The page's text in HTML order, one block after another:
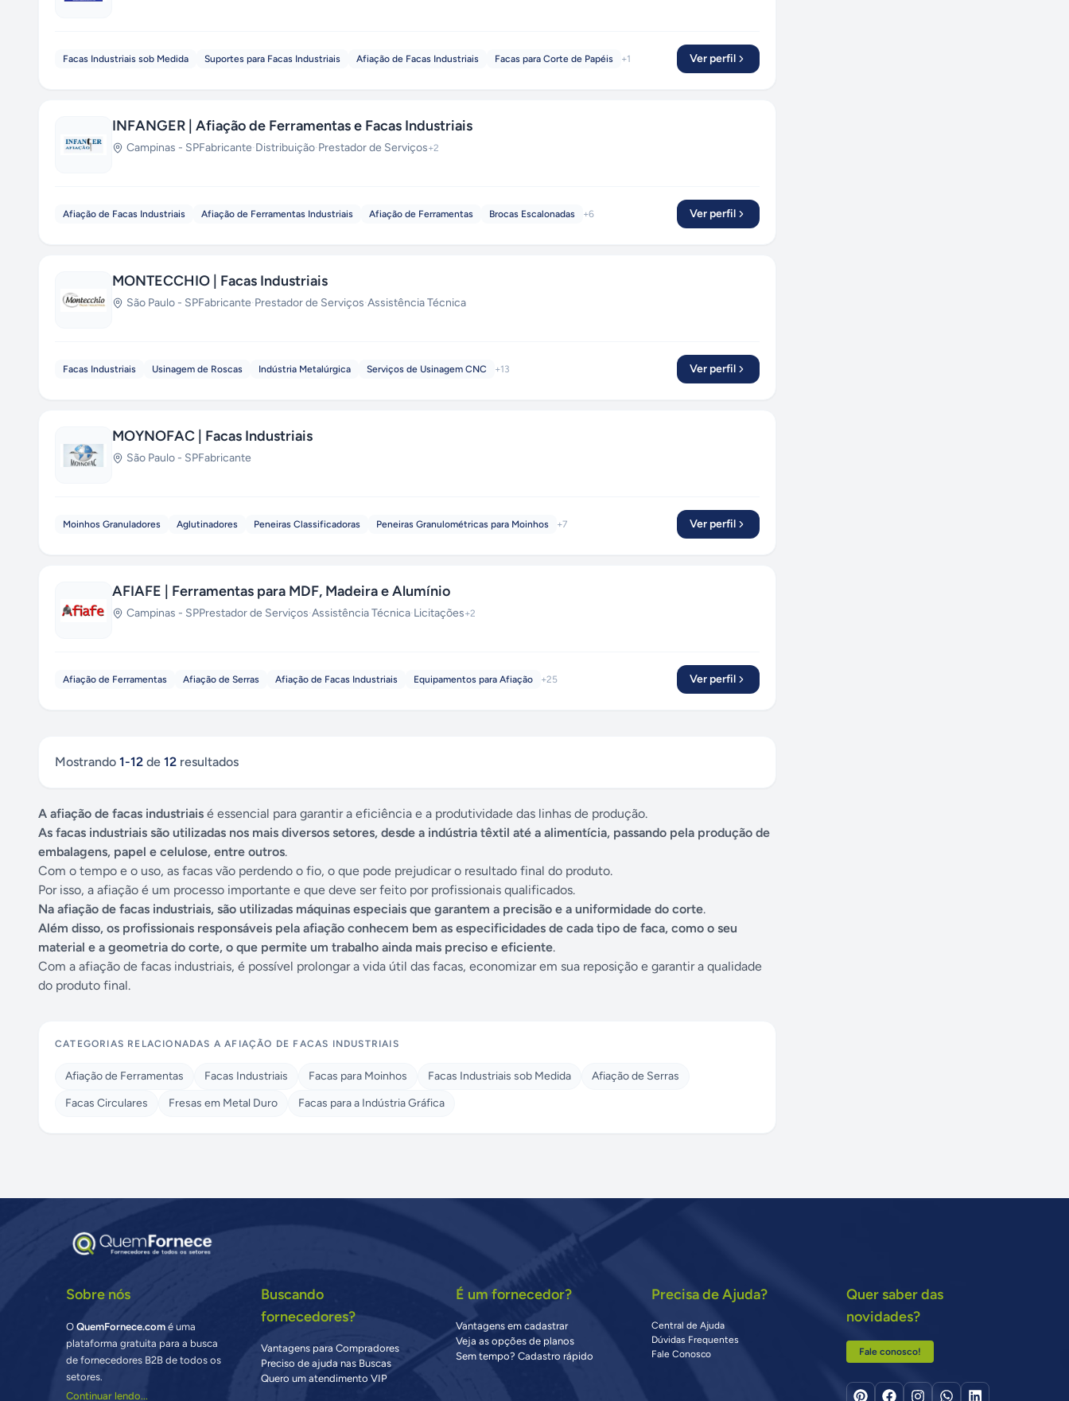
Facas Industriais sob Medida Suportes para Facas Industriais Afiação de Facas Industriais Facas para Corte de Papéis +1 Ver perfil
INFANGER | Afiação de Ferramentas e Facas Industriais
Campinas - SPFabricante·Distribuição·Prestador de Serviços+2
Afiação de Facas Industriais Afiação de Ferramentas Industriais Afiação de Ferramentas Brocas Escalonadas +6 Ver perfil
MONTECCHIO | Facas Industriais
São Paulo - SPFabricante·Prestador de Serviços·Assistência Técnica
Facas Industriais Usinagem de Roscas Indústria Metalúrgica Serviços de Usinagem CNC +13 Ver perfil
MOYNOFAC | Facas Industriais
São Paulo - SPFabricante
Moinhos Granuladores Aglutinadores Peneiras Classificadoras Peneiras Granulométricas para Moinhos +7 Ver perfil
AFIAFE | Ferramentas para MDF, Madeira e Alumínio
Campinas - SPPrestador de Serviços·Assistência Técnica·Licitações+2
Afiação de Ferramentas Afiação de Serras Afiação de Facas Industriais Equipamentos para Afiação +25 Ver perfil
Mostrando 1-12 de 12 resultados
A afiação de facas industriais é essencial para garantir a eficiência e a produtividade das linhas de produção.
As facas industriais são utilizadas nos mais diversos setores, desde a indústria têxtil até a alimentícia, passando pela produção de
embalagens, papel e celulose, entre outros.
Com o tempo e o uso, as facas vão perdendo o fio, o que pode prejudicar o resultado final do produto.
Por isso, a afiação é um processo importante e que deve ser feito por profissionais qualificados.
Na afiação de facas industriais, são utilizadas máquinas especiais que garantem a precisão e a uniformidade do corte.
Além disso, os profissionais responsáveis pela afiação conhecem bem as especificidades de cada tipo de faca, como o seu
material e a geometria do corte, o que permite um trabalho ainda mais preciso e eficiente.
Com a afiação de facas industriais, é possível prolongar a vida útil das facas, economizar em sua reposição e garantir a qualidade
do produto final.
CATEGORIAS RELACIONADAS AAFIAÇÃO DE FACAS INDUSTRIAIS
Afiação de Ferramentas Facas Industriais Facas para Moinhos Facas Industriais sob Medida
Afiação de Serras
Facas Circulares
Fresas em Metal Duro Facas para a Indústria Gráfica
Sobre nós
OQuemFornece.com é uma
plataforma gratuita para a busca
de fornecedores B2B de todos os
setores.
Continuar lendo...
Buscando
fornecedores?
Vantagens para Compradores
Preciso de ajuda nas Buscas
Quero um atendimento VIP
É um fornecedor?
Vantagens em cadastrar
Veja as opções de planos
Sem tempo? Cadastro rápido
Precisa de Ajuda?
Central de Ajuda
Dúvidas Frequentes
Fale Conosco
Quer saber das
novidades?
Fale conosco!